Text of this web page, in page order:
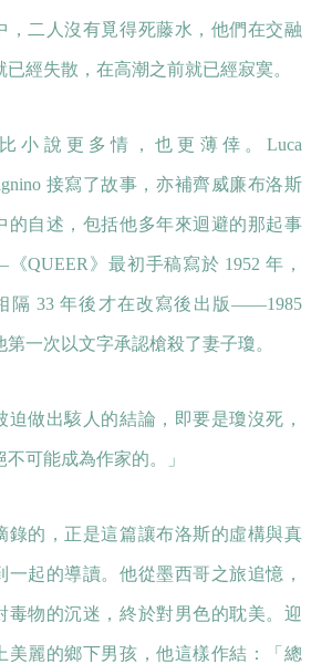
，二人沒有覓得死藤水，他們在交融
已經失散，在高潮之前就已經寂寞。
小說更多情，也更薄倖。Luca
接寫了故事，亦補齊威廉布洛斯
的自述，包括他多年來迴避的那起事
QUEER》最初手稿寫於 1952 年，
隔 33 年後才在改寫後出版——1985
第一次以文字承認槍殺了妻子瓊。
迫做出駭人的結論，即要是瓊沒死，
不可能成為作家的。」
錄的，正是這篇讓布洛斯的虛構與真
一起的導讀。他從墨西哥之旅追憶，
毒物的沉迷，終於對男色的耽美。迎
美麗的鄉下男孩，他這樣作結：「總